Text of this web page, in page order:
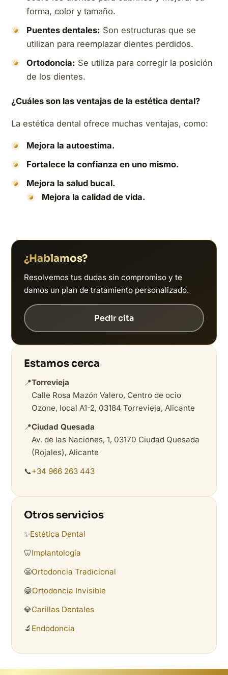
forma, color y tamaño.
Puentes dentales: Son estructuras que se
utilizan para reemplazar dientes perdidos.
Ortodoncia: Se utiliza para corregir la posición
de los dientes.
¿Cuáles son las ventajas de la estética dental?
La estética dental ofrece muchas ventajas, como:
Mejora la autoestima.
Fortalece la confianza en uno mismo.
Mejora la salud bucal.
Mejora la calidad de vida.
¿Hablamos?
Resolvemos tus dudas sin compromiso y te
damos un plan de tratamiento personalizado.
Pedir cita
Estamos cerca
📍Torrevieja
Calle Rosa Mazón Valero, Centro de ocio
Ozone, local A1-2, 03184 Torrevieja, Alicante
📍Ciudad Quesada
Av. de las Naciones, 1, 03170 Ciudad Quesada
(Rojales), Alicante
📞+34 966 263 443
Otros servicios
✨Estética Dental
🦷Implantología
😬Ortodoncia Tradicional
😁Ortodoncia Invisible
💎Carillas Dentales
🔬 Endodoncia